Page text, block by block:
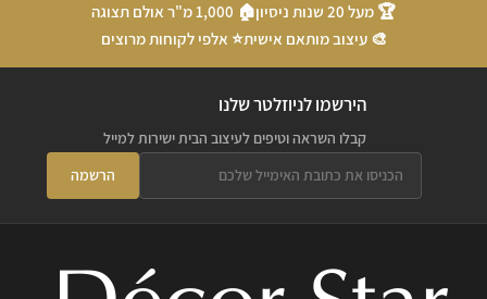
🏆 מעל 20 שנות ניסיון
🏠 1,000 מ"ר אולם תצוגה
🎨 עיצוב מותאם אישית⭐ אלפי לקוחות מרוצים
הירשמו לניוזלטר שלנו
קבלו השראה וטיפים לעיצוב הבית ישירות למייל
הרשמה